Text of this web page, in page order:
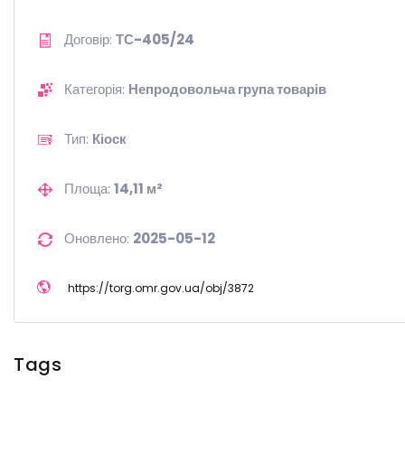
Договір: ТС-405/24
Категорія: Непродовольча група товарів
Тип: Кіоск
Площа: 14,11 м²
Оновлено: 2025-05-12
https://torg.omr.gov.ua/obj/3872
Tags